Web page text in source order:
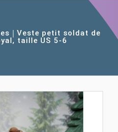
Veste petit soldat de
taille US 5-6